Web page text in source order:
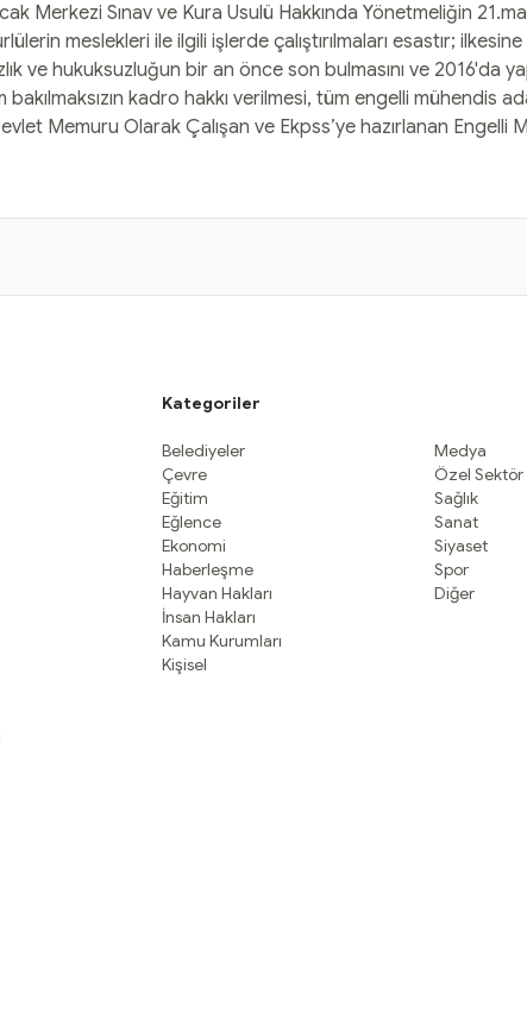
Merkezi Sınav ve Kura Usulü Hakkında Yönetmeliğin
meslekleri ile ilgili işlerde çalıştırılmaları esastır;
ve hukuksuzluğun bir an önce son bulmasını ve 2016'da
kadro hakkı verilmesi, tüm engelli mühendis
Memuru Olarak Çalışan ve Ekpss’ye hazırlanan Engelli
Kategoriler
Belediyeler
Çevre
Eğitim
Eğlence
Ekonomi
Haberleşme
Hayvan Hakları
İnsan Hakları
Kamu Kurumları
Kişisel
Medya
Özel Sektör
Sağlık
Sanat
Siyaset
Spor
Diğer